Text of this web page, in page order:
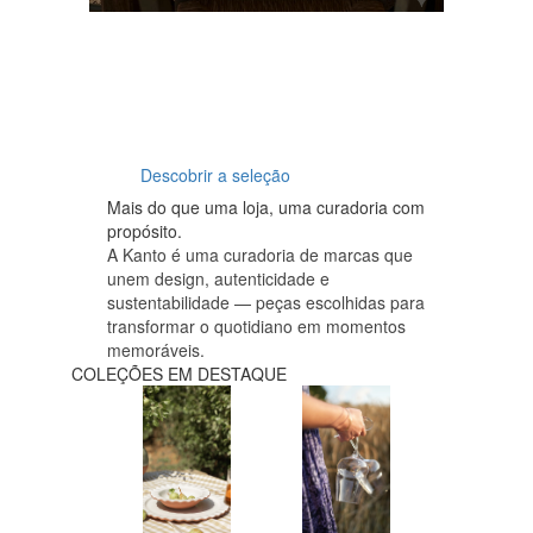
Descobrir a seleção
Mais do que uma loja, uma curadoria com
propósito.
A Kanto é uma curadoria de marcas que
unem design, autenticidade e
sustentabilidade — peças escolhidas para
transformar o quotidiano em momentos
memoráveis.
COLEÇÕES EM DESTAQUE